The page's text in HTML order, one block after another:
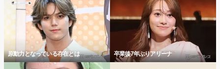
原動力となっている存在とは 卒業後7年ぶりアリーナ